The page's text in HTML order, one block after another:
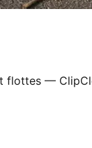
flottes —